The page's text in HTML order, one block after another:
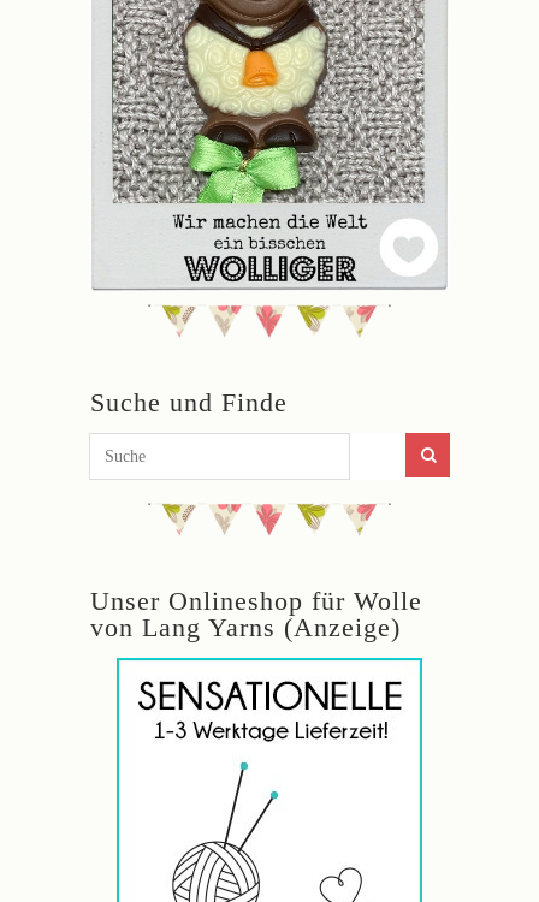
Suche und Finde
Unser Onlineshop für Wolle
von Lang Yarns (Anzeige)